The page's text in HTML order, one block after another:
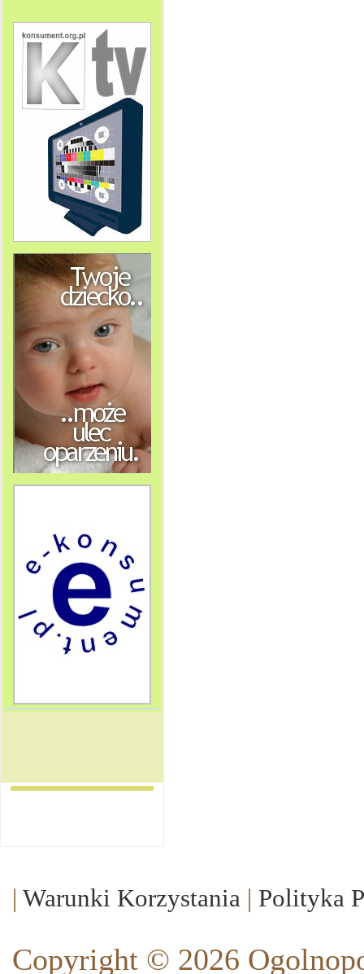
| Warunki Korzystania | Polityka
Copyright © 2026